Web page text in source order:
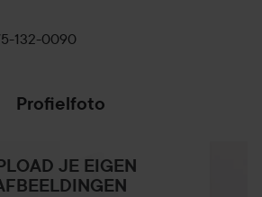
132-0090
Profielfoto
JE EIGEN